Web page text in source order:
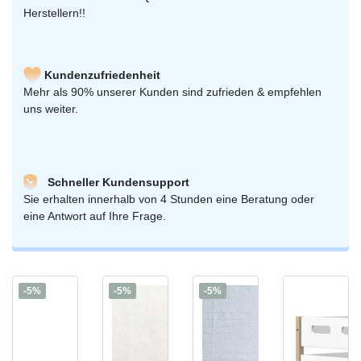
Herstellern!!
Kundenzufriedenheit
Mehr als 90% unserer Kunden sind zufrieden & empfehlen
uns weiter.
Schneller Kundensupport
Sie erhalten innerhalb von 4 Stunden eine Beratung oder
eine Antwort auf Ihre Frage.
-5% -5% -5%